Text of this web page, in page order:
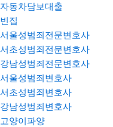
자동차담보대출
빈집
서울성범죄전문변호사
서초성범죄전문변호사
강남성범죄전문변호사
서울성범죄변호사
서초성범죄변호사
강남성범죄변호사
고양이파양